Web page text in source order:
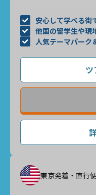
安心して学べる街
他国の留学生や現
人気テーマパーク
ツ
東京発着・直行便